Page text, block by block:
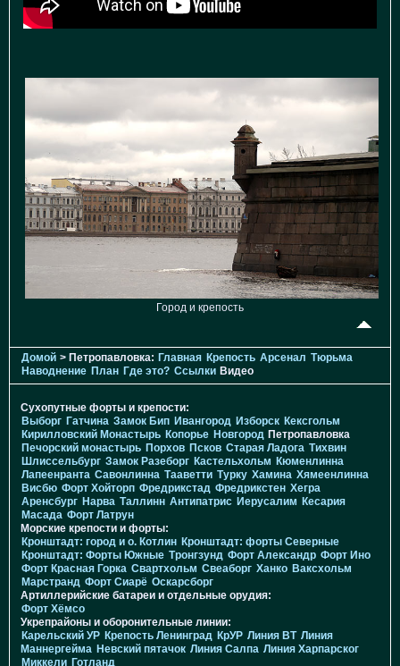
Город и крепость
Домой > Петропавловка: Главная Крепость Арсенал Тюрьма
Наводнение План Где это? Ссылки Видео
Сухопутные форты и крепости:
Выборг Гатчина Замок Бип Ивангород Изборск Кексгольм
Кирилловский Монастырь Копорье Новгород Петропавловка
Печорcкий монастырь Порхов Псков Старая Ладога Тихвин
Шлиссельбург Замок Разеборг Кастельхольм Кюменлинна
Лапеенранта Савонлинна Тааветти Турку Хамина Хямеенлинна
Висбю Форт Хойторп Фредрикстад Фредрикстен Хегра
Аренсбург Нарва Таллинн Антипатрис Иерусалим Кесария
Масада Форт Латрун
Морские крепости и форты:
Кронштадт: город и о. Котлин Кронштадт: форты Северные
Кронштадт: Форты Южные Тронгзунд Форт Александр Форт Ино
Форт Красная Горка Свартхольм Свеаборг Ханко Ваксхольм
Марстранд Форт Сиарё Оскарсборг
Артиллерийские батареи и отдельные орудия:
Форт Хёмсо
Укрепрайоны и оборонительные линии:
Карельский УР Крепость Ленинград КрУР Линия ВТ Линия
Маннергейма Невский пятачок Линия Салпа Линия Харпарског
Миккели Готланд